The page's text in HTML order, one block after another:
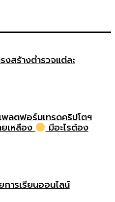
งสร้างตำรวจแต่ละ
ลตฟอร์มเทรดคริปโตฯ
เหลือง มีอะไรต้อง
ารเรียนออนไลน์